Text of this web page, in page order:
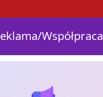
Współpraca